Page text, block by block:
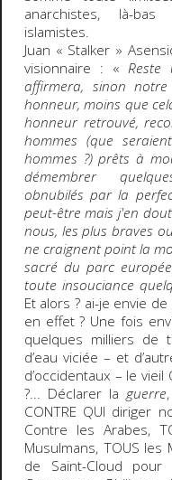
anarchistes, là-
islamistes.
Juan « Stalker »
visionnaire : «
affirmera, sinon
honneur, moins que
honneur retrouvé,
hommes (que
hommes ?) prêts à
démembrer
obnubilés par la
peut-être mais j'en
nous, les plus braves
ne craignent point la
sacré du parc
toute insouciance
Et alors ? ai-je envie
en effet ? Une fois
quelques milliers de
d’eau viciée – et
d’occidentaux – le
?... Déclarer la guerre
CONTRE QUI diriger
Contre les Arabes,
Musulmans, TOUS les
de Saint-Cloud